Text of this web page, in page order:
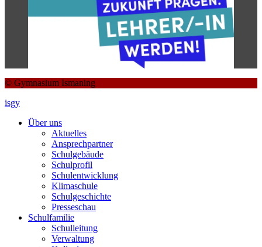
© Gymnasium Ismaning
isgy
Über uns
Aktuelles
Ansprechpartner
Schulgebäude
Schulprofil
Schulentwicklung
Klimaschule
Schulgeschichte
Presseschau
Schulfamilie
Schulleitung
Verwaltung